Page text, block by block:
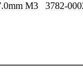
M3 3782-